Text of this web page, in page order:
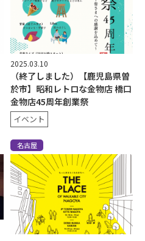
2025.03.10
（終了しました）【鹿児島県曽
於市】昭和レトロな金物店 橋口
金物店45周年創業祭
イベント
名古屋